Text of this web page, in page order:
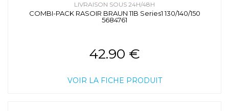
LIVRAISON SOUS 24H/48H
COMBI-PACK RASOIR BRAUN 11B Series1 130/140/150
5684761
42.90 €
VOIR LA FICHE PRODUIT